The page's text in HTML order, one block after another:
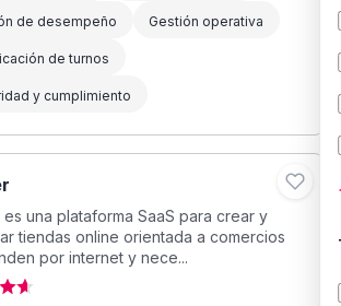
de desempeño Gestión operativa
de turnos
y cumplimiento
una plataforma SaaS para crear y
tiendas online orientada a comercios
por internet y nece...